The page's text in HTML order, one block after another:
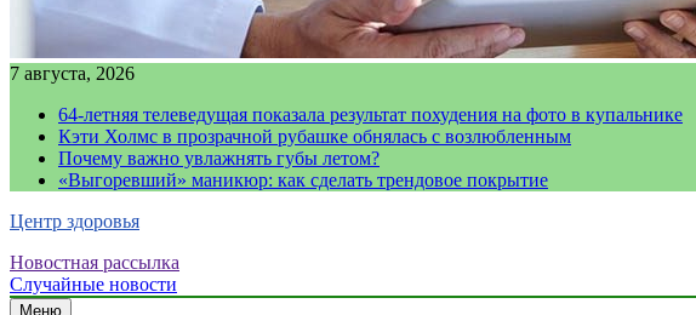
7 августа, 2026
64-летняя телеведущая показала результат похудения на фото в купальнике
Кэти Холмс в прозрачной рубашке обнялась с возлюбленным
Почему важно увлажнять губы летом?
«Выгоревший» маникюр: как сделать трендовое покрытие
Центр здоровья
Новостная рассылка
Случайные новости
Меню